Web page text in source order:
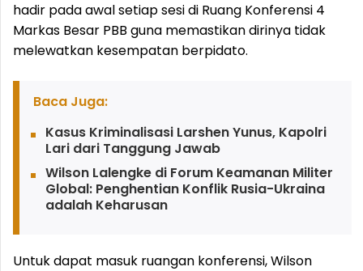
hadir pada awal setiap sesi di Ruang Konferensi 4
Markas Besar PBB guna memastikan dirinya tidak
melewatkan kesempatan berpidato.
Baca Juga:
Kasus Kriminalisasi Larshen Yunus, Kapolri
Lari dari Tanggung Jawab
Wilson Lalengke di Forum Keamanan Militer
Global: Penghentian Konflik Rusia-Ukraina
adalah Keharusan
Untuk dapat masuk ruangan konferensi, Wilson